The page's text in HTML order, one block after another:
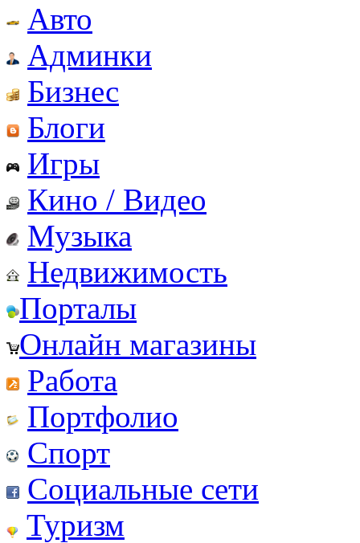
Авто
Админки
Бизнес
Блоги
Игры
Кино / Видео
Музыка
Недвижимость
Порталы
Онлайн магазины
Работа
Портфолио
Спорт
Социальные сети
Туризм